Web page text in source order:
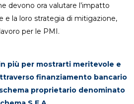
devono ora valutare l’impatto
e la loro strategia di mitigazione,
per le PMI.
più per mostrarti meritevole e
finanziamento bancario
proprietario denominato